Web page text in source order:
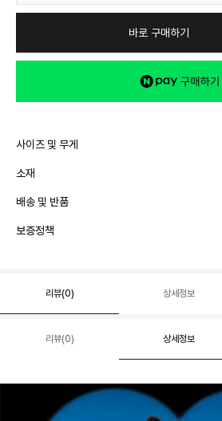
바로 구매하기
사이즈 및 무게
소재
배송 및 반품
보증정책
리뷰(0) 상세정보
리뷰(0) 상세정보